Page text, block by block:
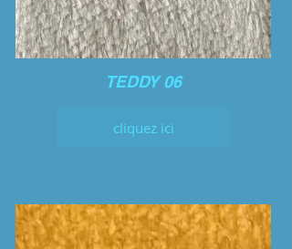
TEDDY 06
cliquez ici